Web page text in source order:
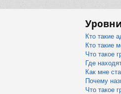
Кто такие
Кто такие
Что такое
Где
Как мне
Почему
Что такое